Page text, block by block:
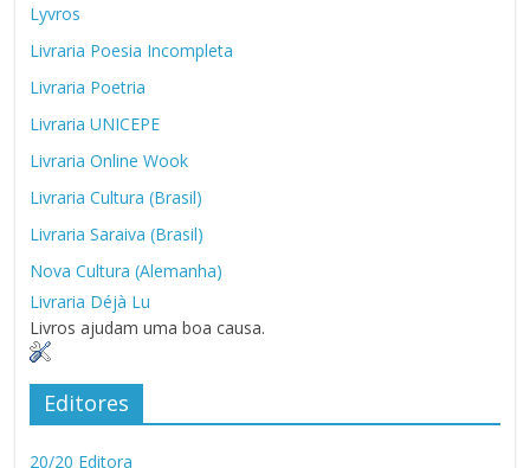
Lyvros
Livraria Poesia Incompleta
Livraria Poetria
Livraria UNICEPE
Livraria Online Wook
Livraria Cultura (Brasil)
Livraria Saraiva (Brasil)
Nova Cultura (Alemanha)
Livraria Déjà Lu
Livros ajudam uma boa causa.
Editores
20/20 Editora